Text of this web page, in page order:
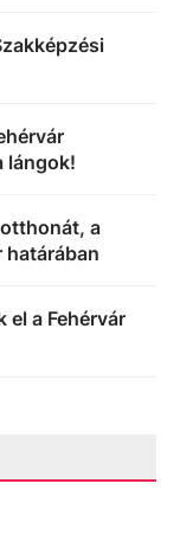
lángok!
a
határában
a Fehérvár